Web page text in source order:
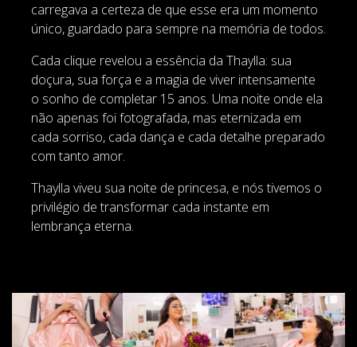
carregava a certeza de que esse era um momento
único, guardado para sempre na memória de todos.
Cada clique revelou a essência da Thaylla: sua
doçura, sua força e a magia de viver intensamente
o sonho de completar 15 anos. Uma noite onde ela
não apenas foi fotografada, mas eternizada em
cada sorriso, cada dança e cada detalhe preparado
com tanto amor.
Thaylla viveu sua noite de princesa, e nós tivemos o
privilégio de transformar cada instante em
lembrança eterna.